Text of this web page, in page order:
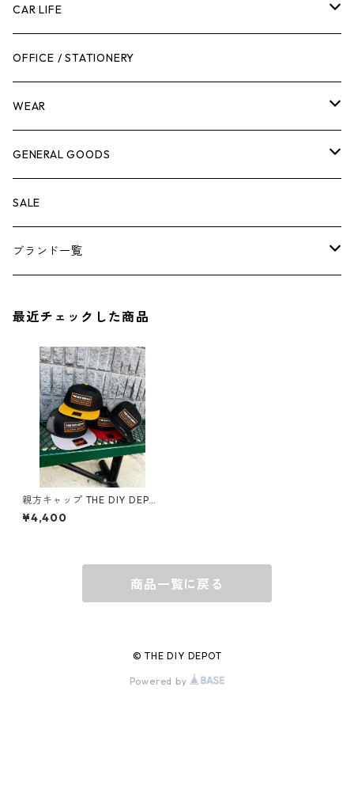
工具箱
作業台
脚立
ケミカル
その他
日用品
ボディケア
ガーデンツール
ガーデンチェア
キャビネット・ツールハンガー
冬季用品
その他
スツール
バンジーバンド
ストレージボックス
クーラーボックス
ナイフ
CAR LIFE
メンテナンスグッズ
車内グッズ
車外グッズ
芳香剤
OFFICE / STATIONERY
WEAR
トップス
ボトムス
アンダーウェア
キャップ
グローブ
グラス
バッグ
GENERAL GOODS
ウォレット
エアーフレッシュナー
SALE
ブランド一覧
BARNEL
BEHRENS
BELL
BORA
最近チェックした商品
親方キャップ THE DIY DEPOT
コットンバック/メッシュバッ
ク キャップ PROJECT SUPPO
¥4,400
商品一覧に戻る
© THE DIY DEPOT
Powered by